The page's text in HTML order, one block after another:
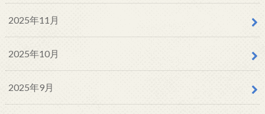
2025年11月
2025年10月
2025年9月